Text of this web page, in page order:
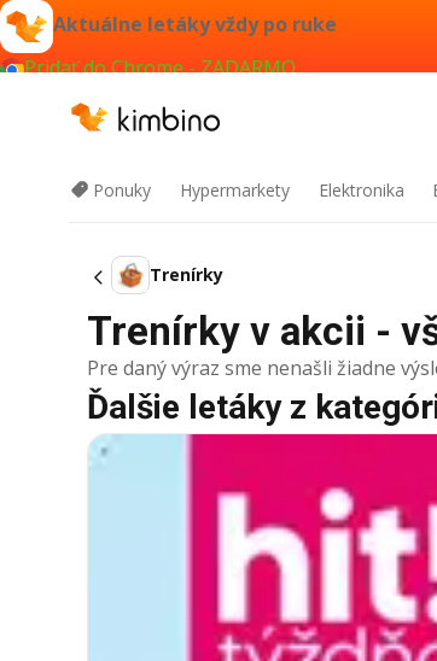
Aktuálne letáky vždy po ruke
Pridať do Chrome - ZADARMO
Ponuky Hypermarkety Elektronika
Trenírky
Trenírky v akcii -
Pre daný výraz sme nenašli žiadne
Ďalšie letáky z